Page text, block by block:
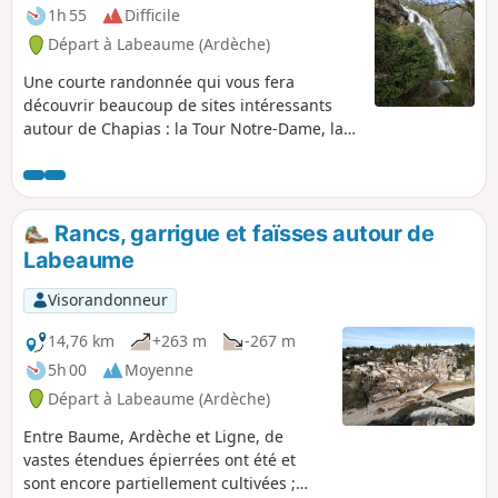
1h 55
Difficile
Départ à Labeaume (Ardèche)
Une courte randonnée qui vous fera
découvrir beaucoup de sites intéressants
autour de Chapias : la Tour Notre-Dame, la
du Rocher des Curés. Attention à certains
passages délicats, bien lire les informations
pratiques.
Rancs, garrigue et faïsses autour de
Labeaume
Visorandonneur
14,76 km
+263 m
-267 m
5h 00
Moyenne
Départ à Labeaume (Ardèche)
Entre Baume, Ardèche et Ligne, de
vastes étendues épierrées ont été et
sont encore partiellement cultivées ;